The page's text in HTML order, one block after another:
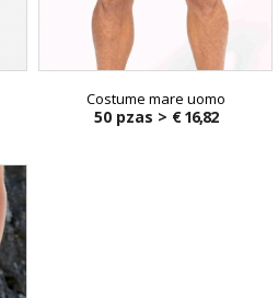
Costume mare uomo
50 pzas > € 16,82